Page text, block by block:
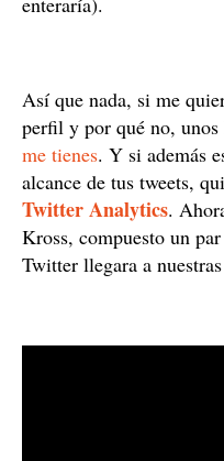
Así que nada, si me
perfil y por qué no, unos
me tienes. Y si además
alcance de tus tweets,
Twitter Analytics.
Kross, compuesto un
Twitter llegara a